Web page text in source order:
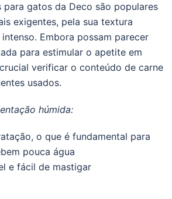
para gatos da Deco são populares
exigentes, pela sua textura
Embora possam parecer
para estimular o apetite em
verificar o conteúdo de carne
usados.
húmida:
o que é fundamental para
pouca água
e fácil de mastigar